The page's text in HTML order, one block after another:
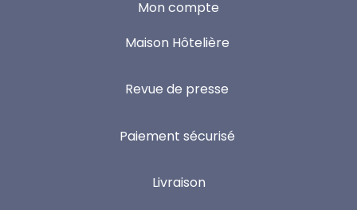
Mon compte
Maison Hôtelière
Revue de presse
Paiement sécurisé
Livraison